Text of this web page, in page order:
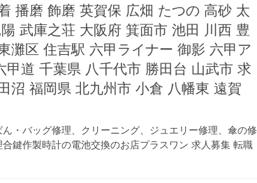
播磨 飾磨 英賀保 広畑 たつの 高砂 太
武庫之荘 大阪府 箕面市 池田 川西 豊
灘区 住吉駅 六甲ライナー 御影 六甲ア
道 千葉県 八千代市 勝田台 山武市 求
沼 福岡県 北九州市 小倉 八幡東 遠賀
・バッグ修理、クリーニング、ジュエリー修理、傘の修
鍵作製時計の電池交換のお店プラスワン 求人募集 転職